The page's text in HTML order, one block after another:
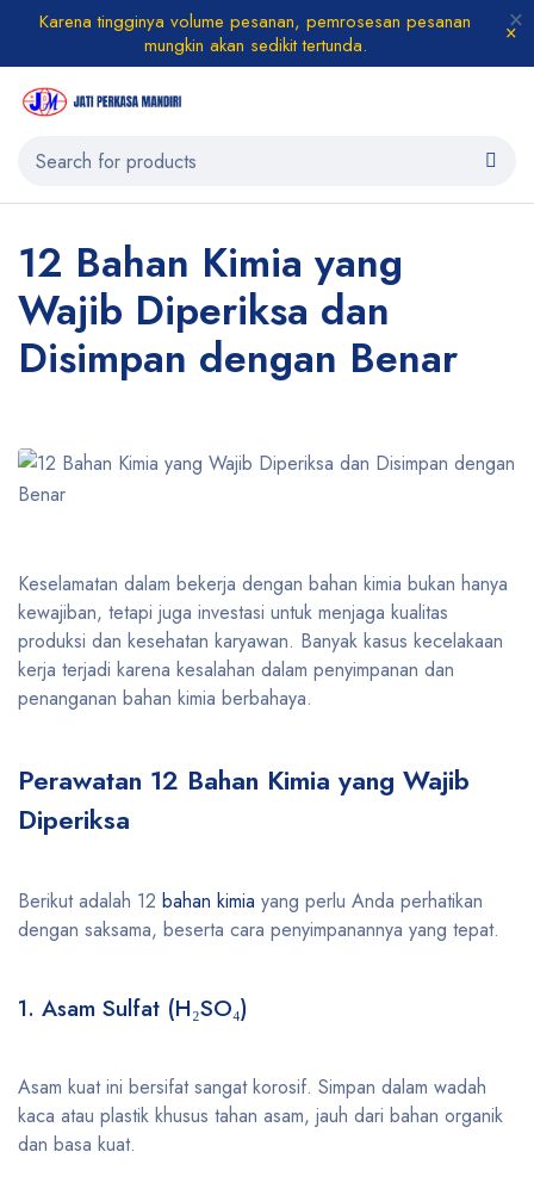
Karena tingginya volume pesanan, pemrosesan pesanan
mungkin akan sedikit tertunda.
12 Bahan Kimia yang
Wajib Diperiksa dan
Disimpan dengan Benar
Keselamatan dalam bekerja dengan bahan kimia bukan hanya
kewajiban, tetapi juga investasi untuk menjaga kualitas
produksi dan kesehatan karyawan. Banyak kasus kecelakaan
kerja terjadi karena kesalahan dalam penyimpanan dan
penanganan bahan kimia berbahaya.
Perawatan 12 Bahan Kimia yang Wajib
Diperiksa
Berikut adalah 12 bahan kimia yang perlu Anda perhatikan
dengan saksama, beserta cara penyimpanannya yang tepat.
1. Asam Sulfat (H₂SO₄)
Asam kuat ini bersifat sangat korosif. Simpan dalam wadah
kaca atau plastik khusus tahan asam, jauh dari bahan organik
dan basa kuat.